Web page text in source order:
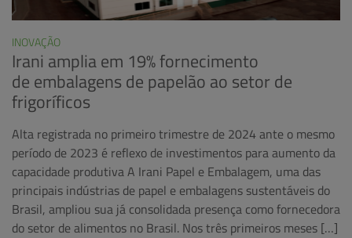
INOVAÇÃO
Irani amplia em 19% fornecimento
de embalagens de papelão ao setor de
frigoríficos
Alta registrada no primeiro trimestre de 2024 ante o mesmo
período de 2023 é reflexo de investimentos para aumento da
capacidade produtiva A Irani Papel e Embalagem, uma das
principais indústrias de papel e embalagens sustentáveis do
Brasil, ampliou sua já consolidada presença como fornecedora
do setor de alimentos no Brasil. Nos três primeiros meses […]